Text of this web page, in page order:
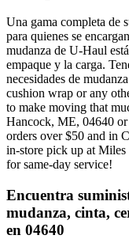
Una gama completa de
para quienes se
mudanza de U-Haul
empaque y la carga.
necesidades de
cushion wrap or any
to make moving that
Hancock, ME, 04640
orders over $50 and in
in-store pick up at
for same-day service!
Encuentra
mudanza, cinta,
en 04640